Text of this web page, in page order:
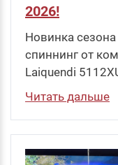
2026!
Новинка
спиннинг от
Laiquendi
Читать дальше